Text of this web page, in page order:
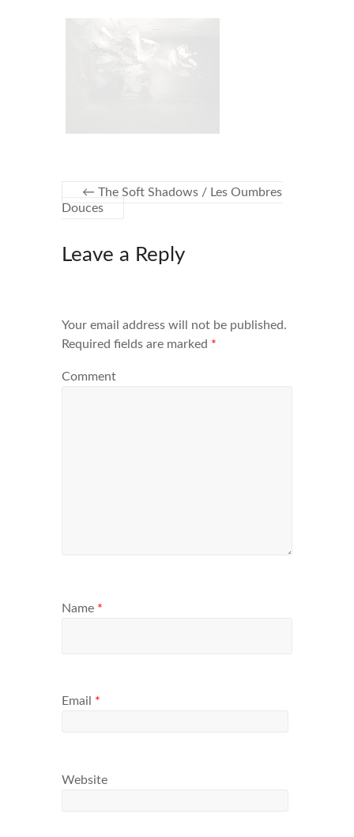
← The Soft Shadows / Les Oumbres
Douces
Leave a Reply
Your email address will not be published.
Required fields are marked *
Comment
Name *
Email *
Website